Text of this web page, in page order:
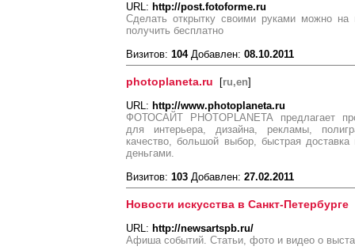
URL: http://post.fotoforme.ru
Сделать открытку своими руками можно
получить бесплатно
Визитов: 104Добавлен: 08.10.2011
photoplaneta.ru [ru,en]
URL: http://www.photoplaneta.ru
ФОТОСАЙТ PHOTOPLANETA предлагает
для интерьера, дизайна, рекламы,
качество, большой выбор, быстрая
деньгами.
Визитов: 103 Добавлен: 27.02.2011
Новости искусства в Санкт-Петербурге
URL: http://newsartspb.ru/
Афиша событий. Статьи, фото и видео о